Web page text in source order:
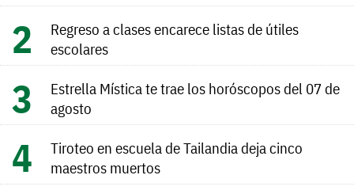
Regreso a clases encarece listas de útiles
escolares
Estrella Mística te trae los horóscopos del 07 de
agosto
Tiroteo en escuela de Tailandia deja cinco
maestros muertos